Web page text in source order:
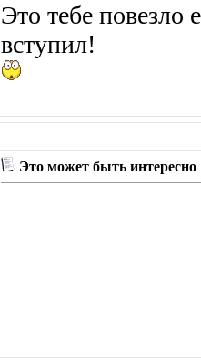
Это тебе повезло
вступил!
Это может быть интересно